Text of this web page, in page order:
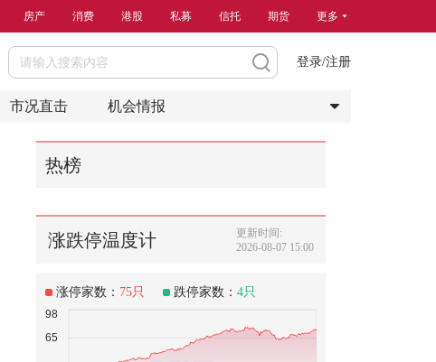
房产 消费 港股 私募 信托 期货 更多
登录/注册
市况直击 机会情报
热榜
涨跌停温度计
更新时间:
2026-08-07 15:00
涨停家数： 75只 跌停家数： 4只